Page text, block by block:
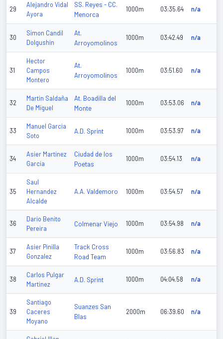
29
Alejandro Vidal
Ayora
SS. Reyes - CC.
Menorca
1000m 03:35.64 n/a
30
Simon Candil
Dolgushin
At.
Arroyomolinos
1000m 03:42.49 n/a
31
Hector
Campos
Montero
At.
Arroyomolinos
1000m 03:51.60 n/a
32
Martin Saldaña
De Miguel
At. Boadilla del
Monte
1000m 03:53.06 n/a
33
Manuel Garcia
Soto
A.D. Sprint 1000m 03:53.97 n/a
34
Asier Martinez
Garcia
Ciudad de los
Poetas
1000m 03:54.13 n/a
35
Saul
Hernandez
Alcalde
A.A. Valdemoro 1000m 03:54.57 n/a
36
Dario Benito
Pereira
Colmenar Viejo 1000m 03:54.98 n/a
37
Asier Pinilla
Gonzalez
Track Cross
Road Team
1000m 03:56.83 n/a
38
Carlos Pulgar
Martinez
A.D. Sprint 1000m 04:04.58 n/a
39
Santiago
Caceres
Moyano
Suanzes San
Blas
2000m 06:39.60 n/a